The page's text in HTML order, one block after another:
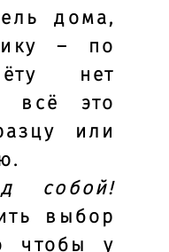
дома,
– по
нет
всё это
или
собой!
выбор
чтобы у